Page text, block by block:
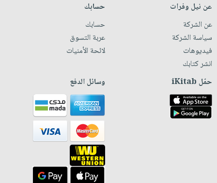
عن نيل وفرات
عن الشركة
سياسة الشركة
فيديوهات
انشر كتابك
حسابك
حسابك
عربة التسوق
لائحة الأمنيات
حمّل iKitab وسائل الدفع